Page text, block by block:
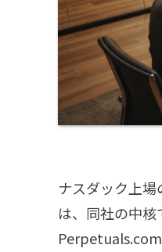
ナスダック上場
は、同社の中